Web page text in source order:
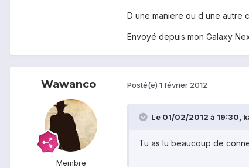
D une maniere ou d une autre
Envoyé depuis mon Galaxy
Wawanco
Membre
Posté(e) 1 février 2012
Le 01/02/2012 à 19:30,
Tu as lu beaucoup de